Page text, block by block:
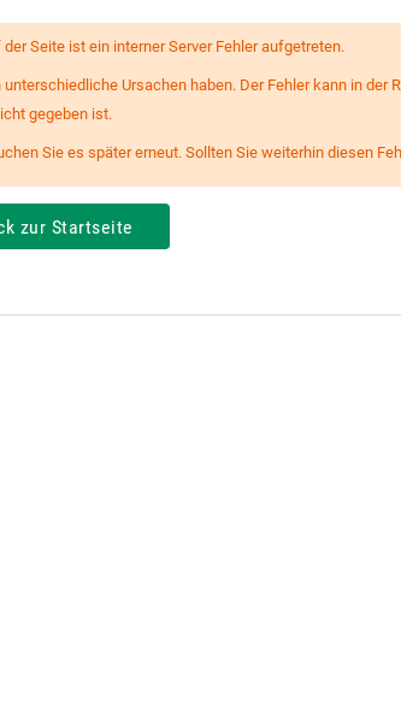
der Seite ist ein interner Server Fehler aufgetreten.
unterschiedliche Ursachen haben. Der Fehler kann in
gegeben ist.
Sie es später erneut. Sollten Sie weiterhin diesen
zur Startseite